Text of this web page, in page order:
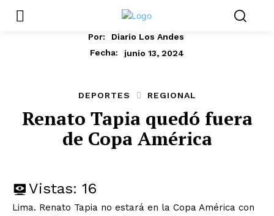
Por:
Diario Los Andes
Fecha:
junio 13, 2024
DEPORTES REGIONAL
Renato Tapia quedó fuera
de Copa América
Vistas: 16
Lima. Renato Tapia no estará en la Copa América con